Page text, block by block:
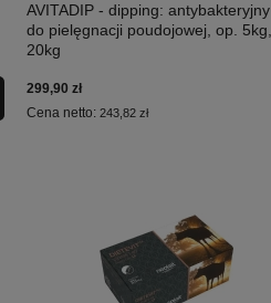
AVITADIP - dipping: antybakteryjny
do pielęgnacji poudojowej, op.
20kg
299,90 zł
Cena netto:243,82 zł